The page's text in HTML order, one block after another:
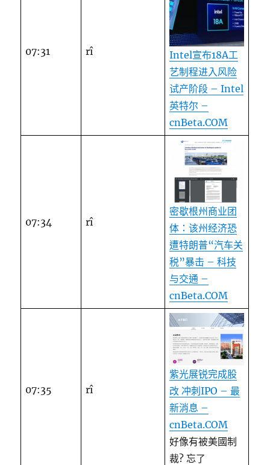
07:31 rî
Intel宣布18A工
艺制程进入风险
试产阶段 – Intel
英特尔 –
cnBeta.COM
07:34 rî
密歇根州商业团
体：该州经济恐
遭特朗普“汽车关
税”暴击 – 科技
与交通 –
cnBeta.COM
07:35 rî
紫光展锐完成股
改 冲刺IPO – 最
新消息 –
cnBeta.COM
好像有被美國制
裁? 忘了